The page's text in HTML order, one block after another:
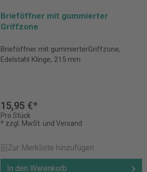
Brieföffner mit gummierter
Griffzone
Brieföffner mit gummierterGriffzone,
Edelstahl Klinge, 215 mm
15,95 €*
Pro Stück
* zzgl. MwSt. und Versand
Zur Merkliste hinzufügen
In den Warenkorb